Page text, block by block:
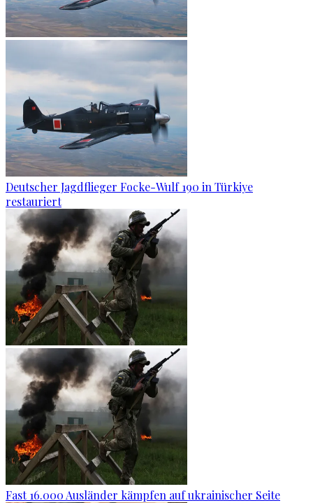
Deutscher Jagdflieger Focke-Wulf 190 in Türkiye
restauriert
Fast 16.000 Ausländer kämpfen auf ukrainischer Seite